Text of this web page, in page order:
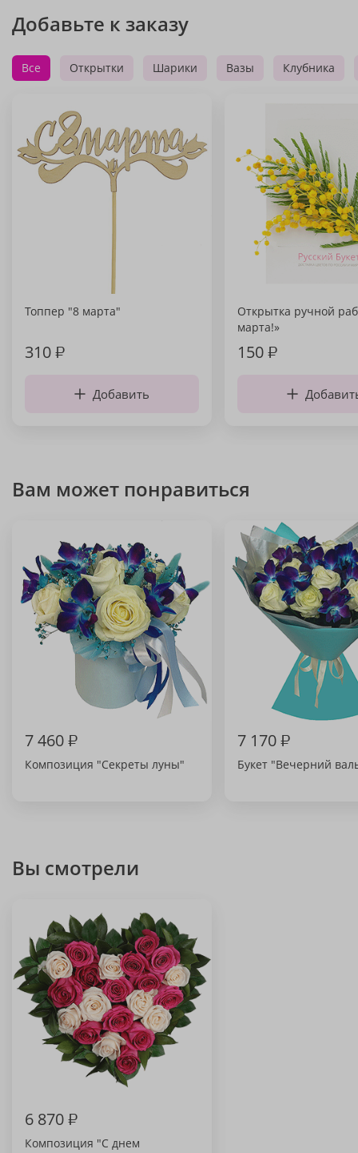
Добавьте к заказу
Все Открытки Шарики Вазы Клубника
Топпер "8 марта"
310₽
Добавить
Открытка ручной
марта!»
150₽
Вам может понравиться
7 460₽
Композиция "Секреты луны"
7 170₽
Букет "Вечерний
Вы смотрели
6 870₽
Композиция "С днем